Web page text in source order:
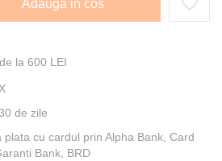
Adauga in cos
la 600 LEI
de zile
plata cu cardul prin Alpha Bank, Card
Bank, BRD